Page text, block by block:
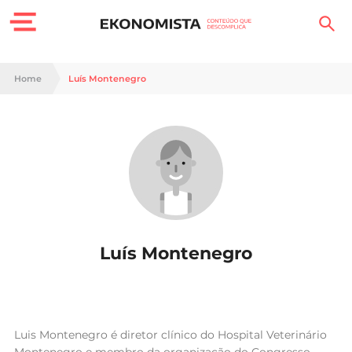
Finanças Pessoais
Sociedade
Negócios
Home Luís Montenegro
Luís Montenegro
Luis Montenegro é diretor clínico do Hospital Veterinário